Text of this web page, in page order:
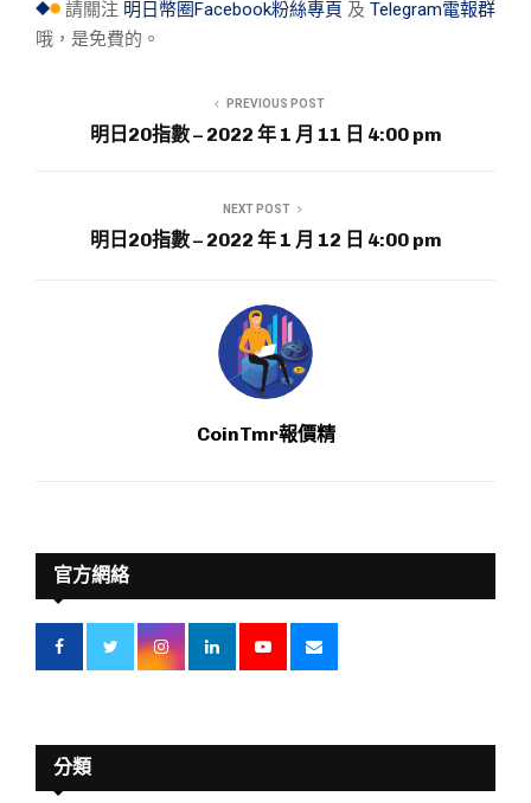
請關注 明日幣圈Facebook粉絲專頁 及 Telegram電報群
哦，是免費的。
PREVIOUS POST
明日20指數 – 2022 年 1 月 11 日 4:00 pm
NEXT POST
明日20指數 – 2022 年 1 月 12 日 4:00 pm
CoinTmr報價精
官方網絡
分類